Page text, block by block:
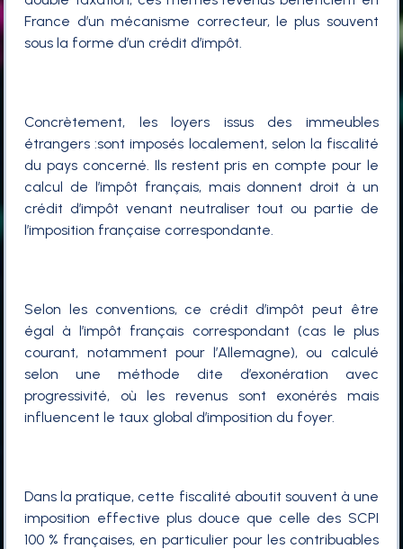
France d’un mécanisme correcteur, le plus souvent
sous la forme d’un crédit d’impôt.
Concrètement, les loyers issus des immeubles
étrangers :sont imposés localement, selon la fiscalité
du pays concerné. Ils restent pris en compte pour le
calcul de l’impôt français, mais donnent droit à un
crédit d’impôt venant neutraliser tout ou partie de
l’imposition française correspondante.
Selon les conventions, ce crédit d’impôt peut être
égal à l’impôt français correspondant (cas le plus
courant, notamment pour l’Allemagne), ou calculé
selon une méthode dite d’exonération avec
progressivité, où les revenus sont exonérés mais
influencent le taux global d’imposition du foyer.
Dans la pratique, cette fiscalité aboutit souvent à une
imposition effective plus douce que celle des SCPI
100 % françaises, en particulier pour les contribuables